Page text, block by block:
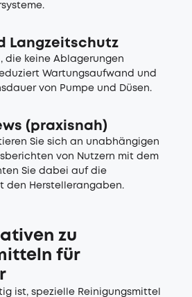
Langzeitschutz
die keine Ablagerungen
Wartungsaufwand und
von Pumpe und Düsen.
(praxisnah)
Sie sich an unabhängigen
von Nutzern mit dem
Sie dabei auf die
den Herstellerangaben.
zu
für
ist, spezielle Reinigungsmittel